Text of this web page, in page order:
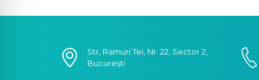
Str, Ramuri Tei, Nr. 22, Sector 2,
București